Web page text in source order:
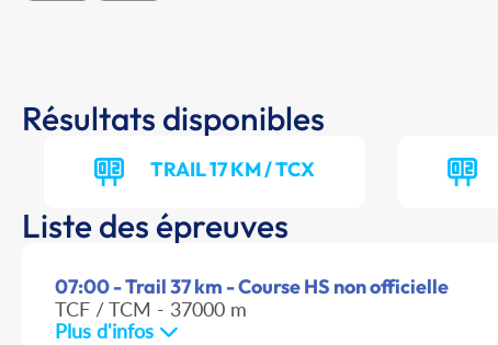
Résultats disponibles
TRAIL 17 KM / TCX
Liste des épreuves
07:00 - Trail 37 km - Course HS non officielle
TCF / TCM - 37000 m
Plus d'infos